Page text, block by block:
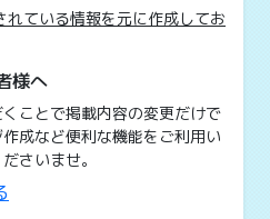
れている情報を元に作成してお
様へ
ことで掲載内容の変更だけで
成など便利な機能をご利用い
さいませ。